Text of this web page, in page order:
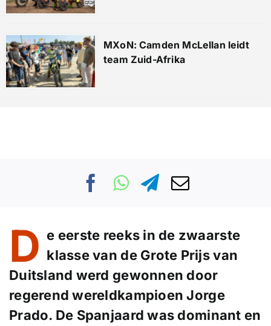
MXoN: Camden McLellan leidt
team Zuid-Afrika
D e eerste reeks in de zwaarste
klasse van de Grote Prijs van
Duitsland werd gewonnen door
regerend wereldkampioen Jorge
Prado. De Spanjaard was dominant en